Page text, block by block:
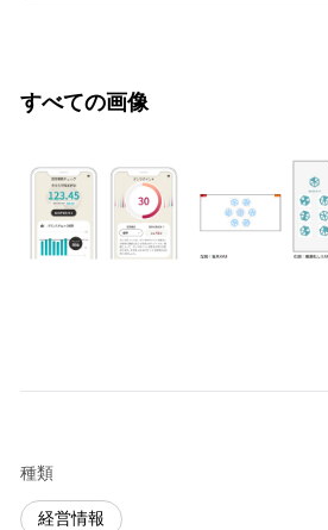
すべての画像
種類
経営情報